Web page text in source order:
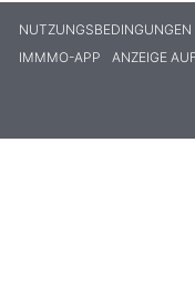
NUTZUNGSBEDINGUNGEN
IMMMO-APP
ANZEIGE